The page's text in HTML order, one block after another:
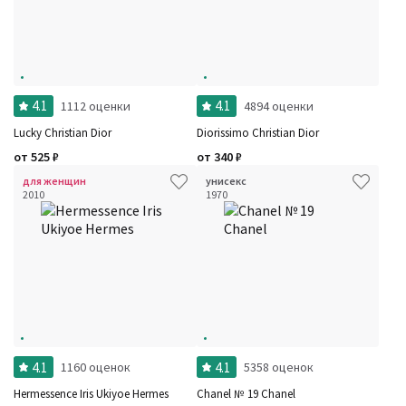
4.1 1112 оценки
Lucky Christian Dior
от 525₽
4.1 4894 оценки
Diorissimo Christian Dior
от 340₽
для женщин
2010
4.1 1160 оценок
Hermessence Iris Ukiyoe Hermes
унисекс
1970
4.1 5358 оценок
Chanel № 19 Chanel